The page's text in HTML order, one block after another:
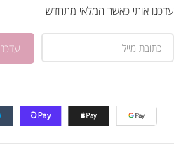
עדכנו אותי כאשר המלאי מתחדש